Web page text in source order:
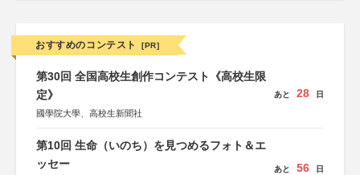
おすすめのコンテスト [PR]
第30回 全国高校生創作コンテスト《高校生限
定》
國學院大學、高校生新聞社
あと 28 日
第10回 生命（いのち）を見つめるフォト＆エ
ッセー
あと 56 日